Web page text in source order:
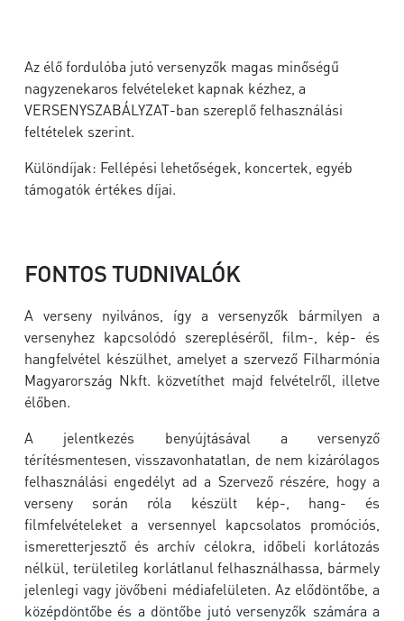
Az élő fordulóba jutó versenyzők magas minőségű
nagyzenekaros felvételeket kapnak kézhez, a
VERSENYSZABÁLYZAT-ban szereplő felhasználási
feltételek szerint.
Különdíjak: Fellépési lehetőségek, koncertek, egyéb
támogatók értékes díjai.
FONTOS TUDNIVALÓK
A verseny nyilvános, így a versenyzők bármilyen a
versenyhez kapcsolódó szerepléséről, film-, kép- és
hangfelvétel készülhet, amelyet a szervező Filharmónia
Magyarország Nkft. közvetíthet majd felvételről, illetve
élőben.
A jelentkezés benyújtásával a versenyző
térítésmentesen, visszavonhatatlan, de nem kizárólagos
felhasználási engedélyt ad a Szervező részére, hogy a
verseny során róla készült kép-, hang- és
filmfelvételeket a versennyel kapcsolatos promóciós,
ismeretterjesztő és archív célokra, időbeli korlátozás
nélkül, területileg korlátlanul felhasználhassa, bármely
jelenlegi vagy jövőbeni médiafelületen. Az elődöntőbe, a
középdöntőbe és a döntőbe jutó versenyzők számára a